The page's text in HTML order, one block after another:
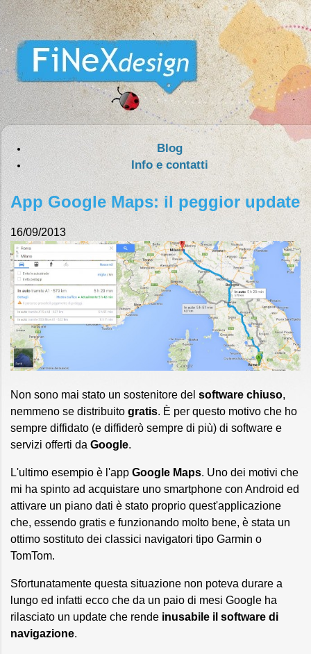
Blog
Info e contatti
App Google Maps: il peggior update
16/09/2013
Non sono mai stato un sostenitore del software chiuso,
nemmeno se distribuito gratis. È per questo motivo che ho
sempre diffidato (e diffiderò sempre di più) di software e
servizi offerti da Google.
L'ultimo esempio è l'app Google Maps. Uno dei motivi che
mi ha spinto ad acquistare uno smartphone con Android ed
attivare un piano dati è stato proprio quest'applicazione
che, essendo gratis e funzionando molto bene, è stata un
ottimo sostituto dei classici navigatori tipo Garmin o
TomTom.
Sfortunatamente questa situazione non poteva durare a
lungo ed infatti ecco che da un paio di mesi Google ha
rilasciato un update che rende inusabile il software di
navigazione.